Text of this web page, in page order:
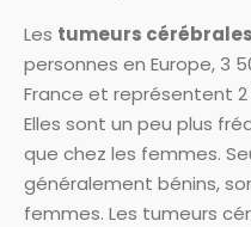
Les tumeurs cérébrales
personnes en Europe, 3
France et représentent
Elles sont un peu plus
que chez les femmes.
généralement bénins,
femmes. Les tumeurs